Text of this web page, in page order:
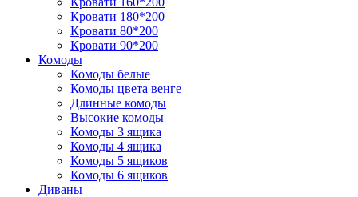
Кровати 180*200
Кровати 80*200
Кровати 90*200
Комоды
Комоды белые
Комоды цвета венге
Длинные комоды
Высокие комоды
Комоды 3 ящика
Комоды 4 ящика
Комоды 5 ящиков
Комоды 6 ящиков
Диваны